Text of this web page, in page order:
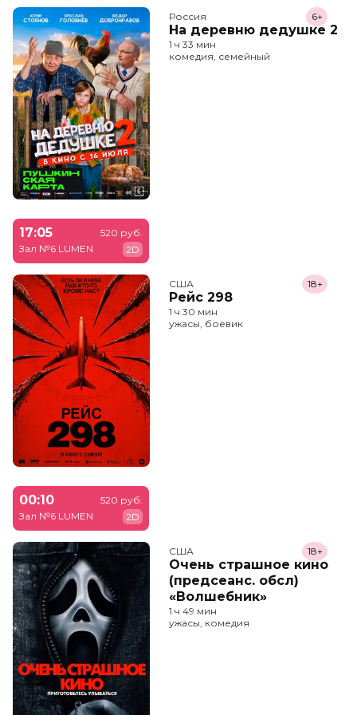
Россия
На деревню дедушке 2
6+
1 ч 33 мин
комедия, семейный
17:05
Зал №6 LUMEN
520 руб.
2D
США
Рейс 298
18+
1 ч 30 мин
ужасы, боевик
00:10
Зал №6 LUMEN
520 руб.
2D
США
Очень страшное кино
(предсеанс. обсл)
«Волшебник»
18+
1 ч 49 мин
ужасы, комедия